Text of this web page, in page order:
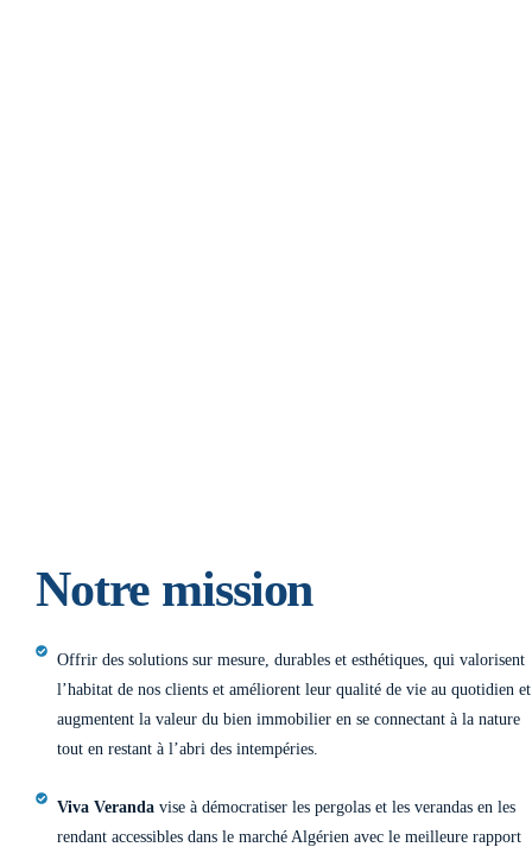
Notre mission
Offrir des solutions sur mesure, durables et esthétiques, qui valorisent
l’habitat de nos clients et améliorent leur qualité de vie au quotidien et
augmentent la valeur du bien immobilier en se connectant à la nature
tout en restant à l’abri des intempéries.
Viva Veranda vise à démocratiser les pergolas et les verandas en les
rendant accessibles dans le marché Algérien avec le meilleure rapport